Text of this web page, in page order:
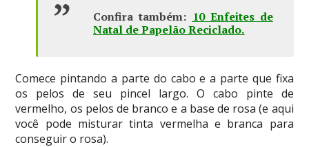
Confira também: 10 Enfeites de
Natal de Papelão Reciclado.
Comece pintando a parte do cabo e a parte que fixa
os pelos de seu pincel largo. O cabo pinte de
vermelho, os pelos de branco e a base de rosa (e aqui
você pode misturar tinta vermelha e branca para
conseguir o rosa).